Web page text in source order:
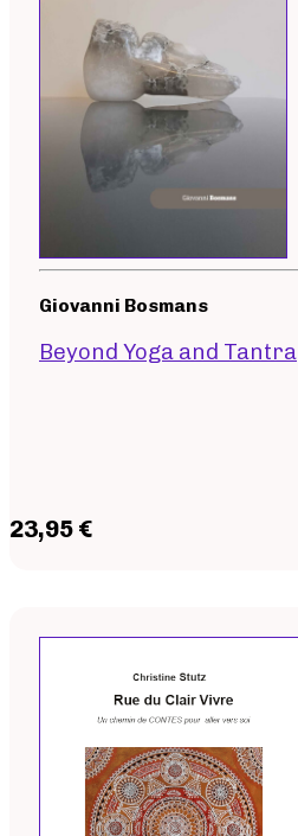
Giovanni Bosmans
Beyond Yoga and Tantra
23,95 €